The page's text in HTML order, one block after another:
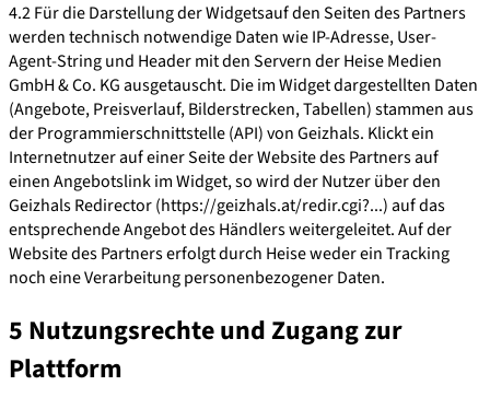
4.2 Für die Darstellung der Widgetsauf den Seiten des Partners
werden technisch notwendige Daten wie IP-Adresse, User-
Agent-String und Header mit den Servern der Heise Medien
GmbH & Co. KG ausgetauscht. Die im Widget dargestellten Daten
(Angebote, Preisverlauf, Bilderstrecken, Tabellen) stammen aus
der Programmierschnittstelle (API) von Geizhals. Klickt ein
Internetnutzer auf einer Seite der Website des Partners auf
einen Angebotslink im Widget, so wird der Nutzer über den
Geizhals Redirector (https://geizhals.at/redir.cgi?...) auf das
entsprechende Angebot des Händlers weitergeleitet. Auf der
Website des Partners erfolgt durch Heise weder ein Tracking
noch eine Verarbeitung personenbezogener Daten.
5 Nutzungsrechte und Zugang zur
Plattform